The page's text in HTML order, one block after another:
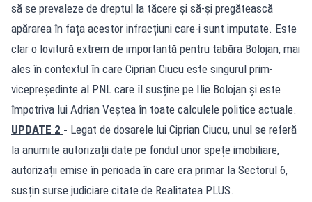
să se prevaleze de dreptul la tăcere și să-și pregătească
apărarea în fața acestor infracțiuni care-i sunt imputate. Este
clar o lovitură extrem de importantă pentru tabăra Bolojan, mai
ales în contextul în care Ciprian Ciucu este singurul prim-
vicepreședinte al PNL care îl susține pe Ilie Bolojan și este
împotriva lui Adrian Veștea în toate calculele politice actuale.
UPDATE 2 - Legat de dosarele lui Ciprian Ciucu, unul se referă
la anumite autorizații date pe fondul unor spețe imobiliare,
autorizații emise în perioada în care era primar la Sectorul 6,
susțin surse judiciare citate de Realitatea PLUS.